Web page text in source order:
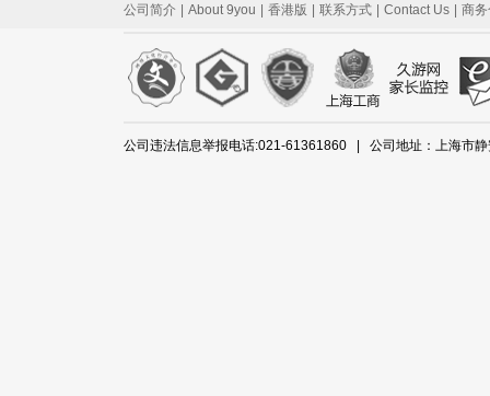
公司简介 About 9you 香港版 联系方式 Contact Us 商
公司违法信息举报电话:021-61361860 | 公司地址：上海市